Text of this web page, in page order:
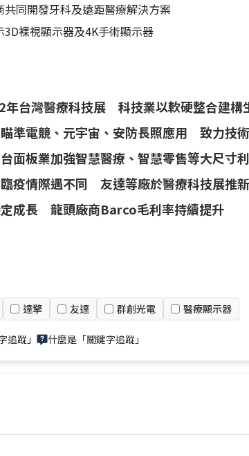
共同開發牙科及遠距醫療解決方案
3D裸視顯示器及4K手術顯示器
年台灣醫療科技展 科技業以軟硬整合建
準電競、元宇宙、安防長照應用 致力技
面板業加強智慧醫療、智慧零售等大尺寸
疫情際遇不同 友達等廠於醫療科技展推
成長 龍頭廠商Barco毛利率持續提升
達擎 友達 群創光電 醫療顯示器
追蹤」 什麼是「關鍵字追蹤」